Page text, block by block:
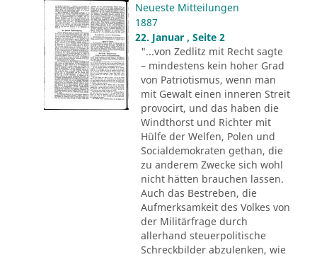
Neueste Mitteilungen
1887
22. Januar , Seite 2
"...von Zedlitz mit Recht sagte
– mindestens kein hoher Grad
von Patriotismus, wenn man
mit Gewalt einen inneren Streit
provocirt, und das haben die
Windthorst und Richter mit
Hülfe der Welfen, Polen und
Socialdemokraten gethan, die
zu anderem Zwecke sich wohl
nicht hätten brauchen lassen.
Auch das Bestreben, die
Aufmerksamkeit des Volkes von
der Militärfrage durch
allerhand steuerpolitische
Schreckbilder abzulenken, wie